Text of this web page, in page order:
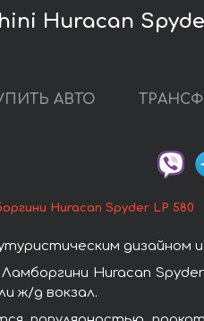
Huracan
АВТО
Huracan Spyder LP 580
дизайном
Huracan
ж/д вокзал.